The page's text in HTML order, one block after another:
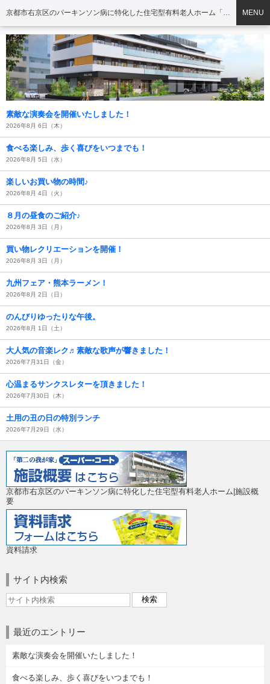
京都市右京区のパーキンソン病に特化した住宅型有料老人ホーム「オリーブ・京西京極」 MENU
素敵な演奏会を開催いたしました！
2026年8月 6日（木）
食べる楽しみ、歩く喜びをいつまでも！
2026年8月 5日（水）
楽しいお買い物の時間♪
2026年8月 4日（火）
８月の昼食のご紹介♪
2026年8月 3日（月）
買い物レクリエーションを開催！
2026年8月 3日（月）
九州フェア・熊本ラーメン！
2026年8月 2日（日）
のんびりゆったりな午後。
2026年8月 1日（土）
大人気の音楽レク♬素敵な歌声が響きました！
2026年7月31日（金）
心温まるサンクスレターを頂きました！
2026年7月30日（木）
土用の丑の日の特別ランチ
2026年7月29日（水）
京都市右京区のパーキンソン病に特化した住宅型有料老人ホーム|施設概
要
資料請求
サイト内検索
最近のエントリー
素敵な演奏会を開催いたしました！
食べる楽しみ、歩く喜びをいつまでも！